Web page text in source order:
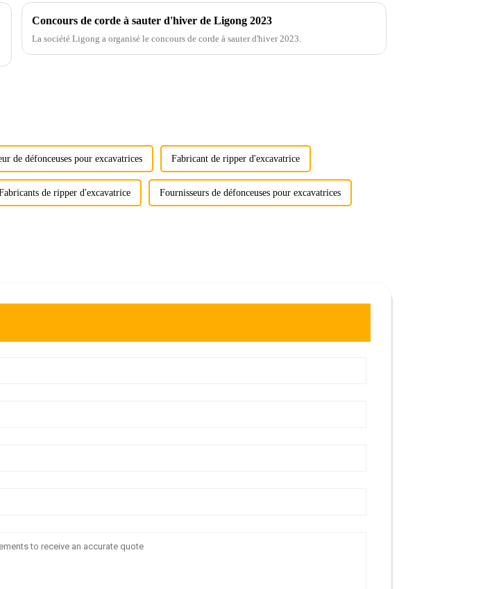
Concours de corde à sauter d'hiver de Ligong 2023
La société Ligong a organisé le concours de corde à sauter d'hiver 2023.
de défonceuses pour excavatrices Fabricant de ripper d'excavatrice
de ripper d'excavatrice Fournisseurs de défonceuses pour excavatrices